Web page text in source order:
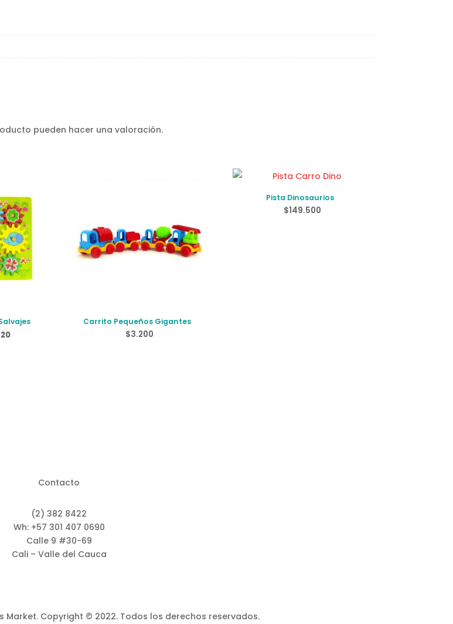
pueden hacer una valoración.
El
Carrito Pequeños Gigantes
$3.200
Pista Dinosaurios
$149.500
Contacto
(2) 382 8422
Wh: +57 301 407 0690
Calle 9 #30-69
Cali – Valle del Cauca
Market. Copyright © 2022. Todos los derechos reservados.